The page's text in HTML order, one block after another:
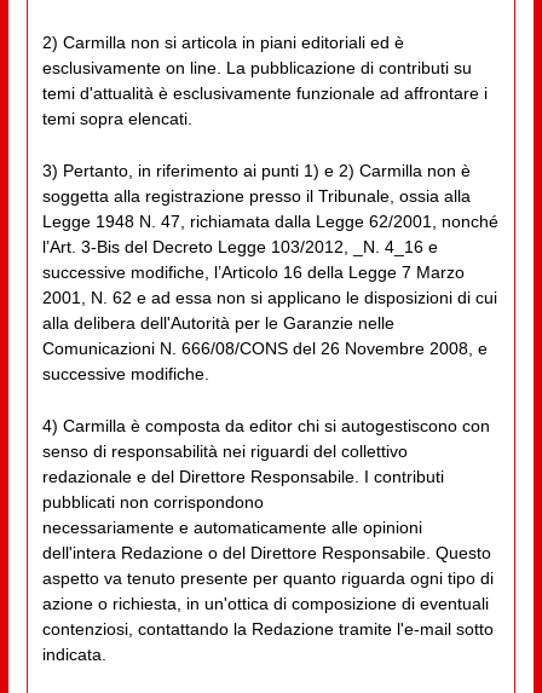
2) Carmilla non si articola in piani editoriali ed è
esclusivamente on line. La pubblicazione di contributi su
temi d'attualità è esclusivamente funzionale ad affrontare i
temi sopra elencati.
3) Pertanto, in riferimento ai punti 1) e 2) Carmilla non è
soggetta alla registrazione presso il Tribunale, ossia alla
Legge 1948 N. 47, richiamata dalla Legge 62/2001, nonché
l’Art. 3-Bis del Decreto Legge 103/2012, _N. 4_16 e
successive modifiche, l’Articolo 16 della Legge 7 Marzo
2001, N. 62 e ad essa non si applicano le disposizioni di cui
alla delibera dell'Autorità per le Garanzie nelle
Comunicazioni N. 666/08/CONS del 26 Novembre 2008, e
successive modifiche.
4) Carmilla è composta da editor chi si autogestiscono con
senso di responsabilità nei riguardi del collettivo
redazionale e del Direttore Responsabile. I contributi
pubblicati non corrispondono
necessariamente e automaticamente alle opinioni
dell'intera Redazione o del Direttore Responsabile. Questo
aspetto va tenuto presente per quanto riguarda ogni tipo di
azione o richiesta, in un'ottica di composizione di eventuali
contenziosi, contattando la Redazione tramite l'e-mail sotto
indicata.